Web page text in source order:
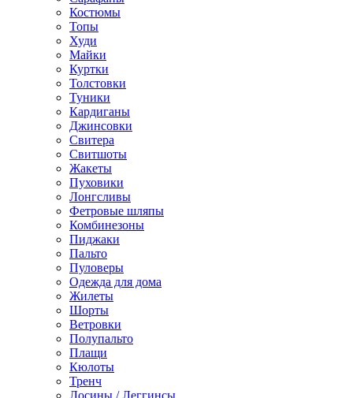
Костюмы
Топы
Худи
Майки
Куртки
Толстовки
Туники
Кардиганы
Джинсовки
Свитера
Свитшоты
Жакеты
Пуховики
Лонгсливы
Фетровые шляпы
Комбинезоны
Пиджаки
Пальто
Пуловеры
Одежда для дома
Жилеты
Шорты
Ветровки
Полупальто
Плащи
Кюлоты
Тренч
Лосины / Леггинсы